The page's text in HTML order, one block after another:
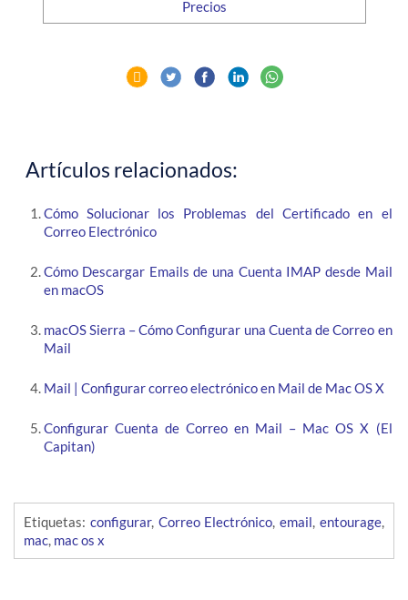
Artículos relacionados:
Cómo Solucionar los Problemas del Certificado en el
Correo Electrónico
Cómo Descargar Emails de una Cuenta IMAP desde Mail
en macOS
macOS Sierra – Cómo Configurar una Cuenta de Correo en
Mail
Mail | Configurar correo electrónico en Mail de Mac OS X
Configurar Cuenta de Correo en Mail – Mac OS X (El
Capitan)
Etiquetas: configurar, Correo Electrónico,email,entourage,
mac, mac os x